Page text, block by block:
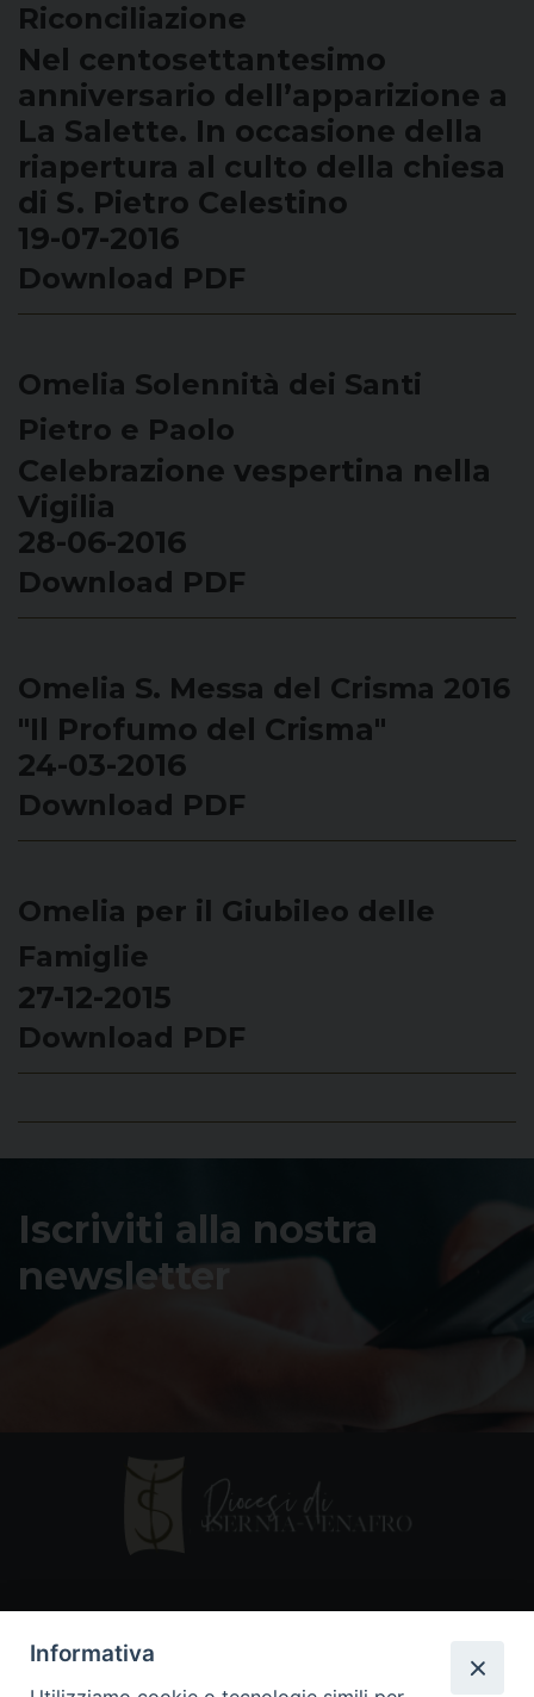
Riconciliazione
Nel centosettantesimo
anniversario dell’apparizione a
La Salette. In occasione della
riapertura al culto della chiesa
di S. Pietro Celestino
19-07-2016
Download PDF
Omelia Solennità dei Santi
Pietro e Paolo
Celebrazione vespertina nella
Vigilia
28-06-2016
Download PDF
Omelia S. Messa del Crisma 2016
"Il Profumo del Crisma"
24-03-2016
Download PDF
Omelia per il Giubileo delle
Famiglie
27-12-2015
Download PDF
Iscriviti alla nostra
newsletter
Informativa